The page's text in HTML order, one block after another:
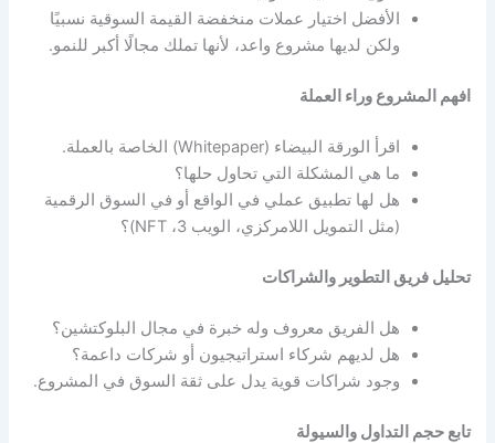
الأفضل اختيار عملات منخفضة القيمة السوقية نسبيًا
ولكن لديها مشروع واعد، لأنها تملك مجالًا أكبر للنمو.
افهم المشروع وراء العملة
اقرأ الورقة البيضاء (Whitepaper) الخاصة بالعملة.
ما هي المشكلة التي تحاول حلها؟
هل لها تطبيق عملي في الواقع أو في السوق الرقمية
(مثل التمويل اللامركزي، الويب 3، NFT)؟
تحليل فريق التطوير والشراكات
هل الفريق معروف وله خبرة في مجال البلوكتشين؟
هل لديهم شركاء استراتيجيون أو شركات داعمة؟
وجود شراكات قوية يدل على ثقة السوق في المشروع.
تابع حجم التداول والسيولة